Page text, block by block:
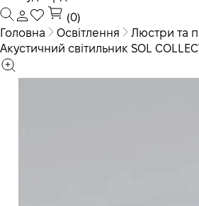
(0)
Головна
Освітлення
Люстри та
Акустичний світильник SOL